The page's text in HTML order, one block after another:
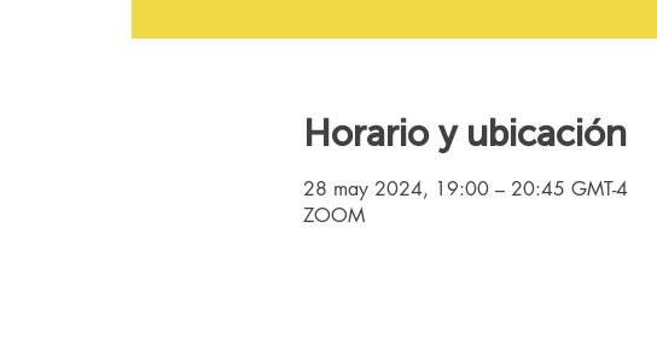
Horario y ubicación
28 may 2024, 19:00 – 20:45 GMT-4
ZOOM